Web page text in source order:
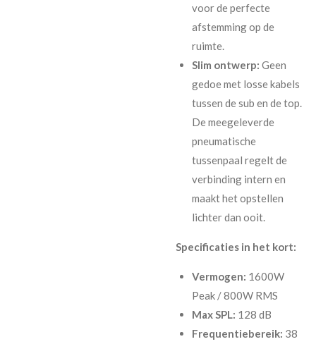
voor de perfecte
afstemming op de
ruimte.
Slim ontwerp: Geen
gedoe met losse kabels
tussen de sub en de top.
De meegeleverde
pneumatische
tussenpaal regelt de
verbinding intern en
maakt het opstellen
lichter dan ooit.
Specificaties in het kort:
Vermogen: 1600W
Peak / 800W RMS
Max SPL: 128 dB
Frequentiebereik: 38